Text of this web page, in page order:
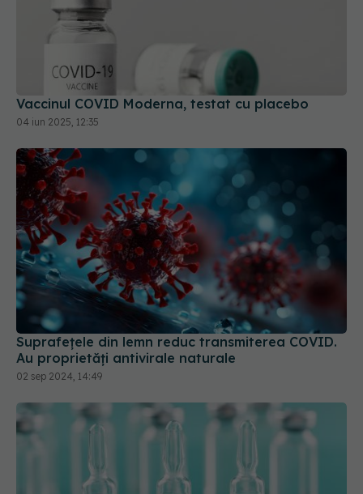
Vaccinul COVID Moderna, testat cu placebo
04 iun 2025, 12:35
Suprafețele din lemn reduc transmiterea COVID.
Au proprietăți antivirale naturale
02 sep 2024, 14:49